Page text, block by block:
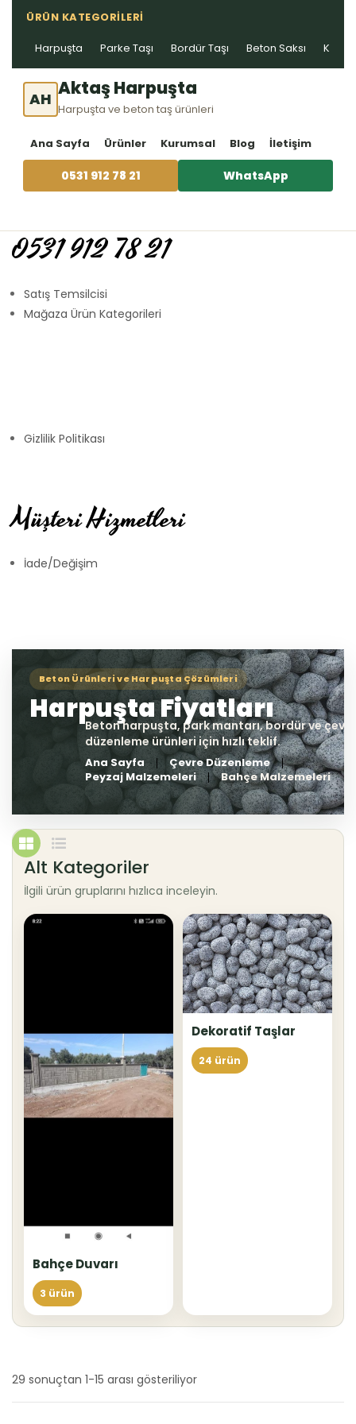
ÜRÜN KATEGORILERI
Harpuşta Parke Taşı Bordür Taşı Beton Saksı Kablo
AH Aktaş Harpuşta
Harpuşta ve beton taş ürünleri
Ana Sayfa Ürünler Kurumsal Blog İletişim
0531 912 78 21 WhatsApp
0531 912 78 21
Satış Temsilcisi
Mağaza Ürün Kategorileri
Gizlilik Politikası
Müşteri Hizmetleri
İade/Değişim
Ana Sayfa
Çevre Düzenleme
Peyzaj Malzemeleri
Bahçe Malzemeleri
Alt Kategoriler
İlgili ürün gruplarını hızlıca inceleyin.
Bahçe Duvarı
3 ürün
Dekoratif Taşlar
24 ürün
29 sonuçtan 1-15 arası gösteriliyor
yeniye